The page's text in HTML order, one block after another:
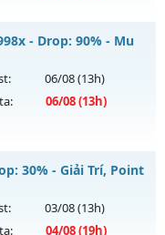
Địa Xưa✨✨✨
- Drop: 90% - Mu
06/08(13h)
06/08(13h)
New 2026
30% - Giải Trí, Point
03/08(13h)
04/08(19h)